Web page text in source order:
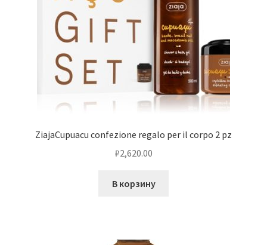
ZiajaCupuacu confezione regalo per il corpo 2 pz
₽2,620.00
В корзину